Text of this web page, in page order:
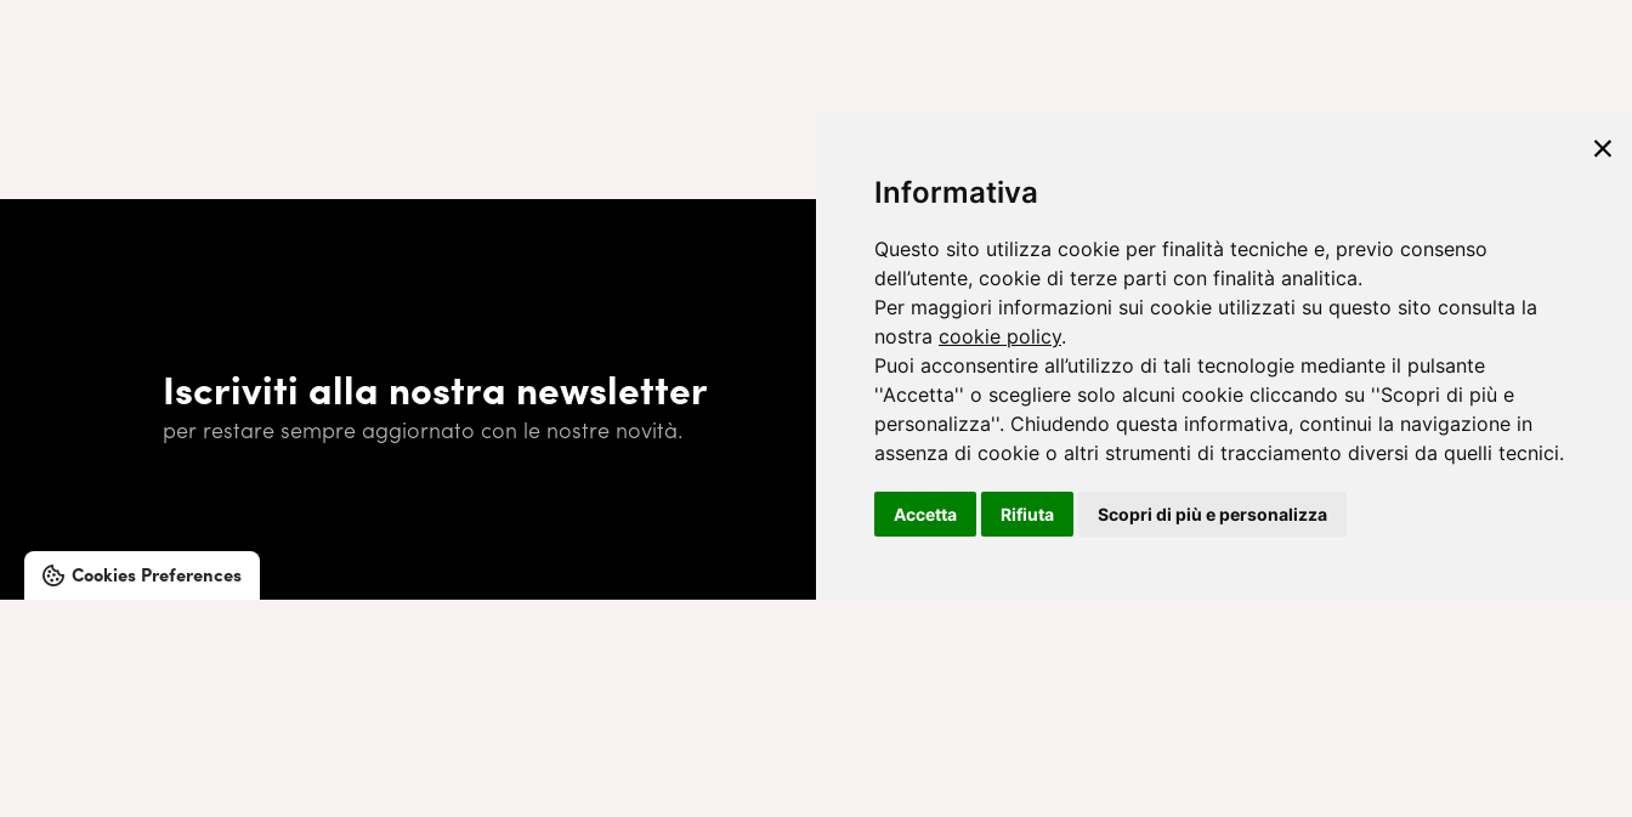
Informativa
Questo sito utilizza cookie per finalità tecniche e, previo consenso
dell’utente, cookie di terze parti con finalità analitica.
Per maggiori informazioni sui cookie utilizzati su questo sito consulta la
nostra cookie policy.
Puoi acconsentire all’utilizzo di tali tecnologie mediante il pulsante
''Accetta'' o scegliere solo alcuni cookie cliccando su ''Scopri di più e
personalizza''. Chiudendo questa informativa, continui la navigazione in
assenza di cookie o altri strumenti di tracciamento diversi da quelli tecnici.
Accetta Rifiuta Scopri di più e personalizza
Iscriviti alla nostra newsletter
per restare sempre aggiornato con le nostre novità. Iscrivendoti, accetti l' Informativa sulla privacy.
Cookies Preferences